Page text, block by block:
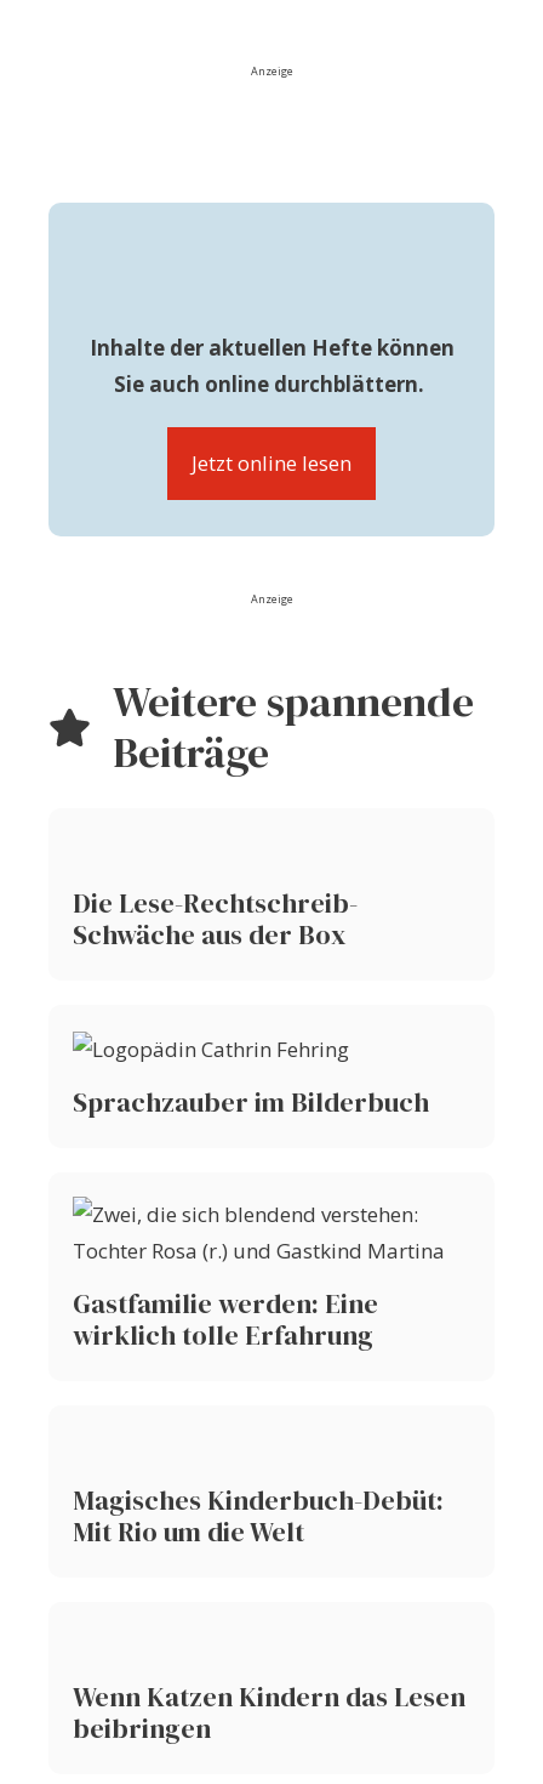
Anzeige
Inhalte der aktuellen Hefte können
Sie auch online durchblättern.
Jetzt online lesen
Anzeige
Weitere spannende
Beiträge
Die Lese-Rechtschreib-
Schwäche aus der Box
Sprachzauber im Bilderbuch
Gastfamilie werden: Eine
wirklich tolle Erfahrung
Magisches Kinderbuch-Debüt:
Mit Rio um die Welt
Wenn Katzen Kindern das Lesen
beibringen